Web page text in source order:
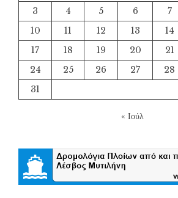
3
4 5 6 7
10
11 12 13 14
17
18 19 20 21
24
25 26 27 28
31
« Ιούλ